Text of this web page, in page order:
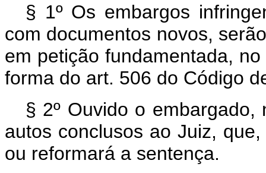
§ 1º Os embargos
com documentos novos,
em petição fundamentada,
forma do art. 506 do Código
§ 2º Ouvido o
autos conclusos ao Juiz,
ou reformará a sentença.